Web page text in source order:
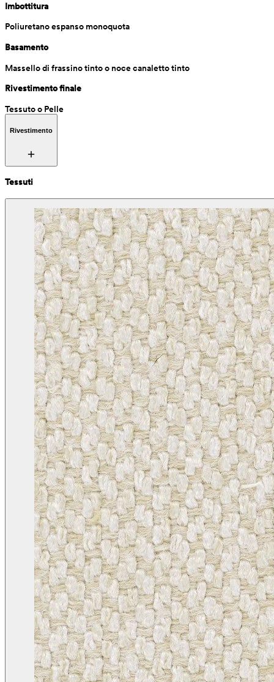
Imbottitura
Poliuretano espanso monoquota
Basamento
Massello di frassino tinto o noce canaletto tinto
Rivestimento finale
Tessuto o Pelle
Rivestimento
Tessuti